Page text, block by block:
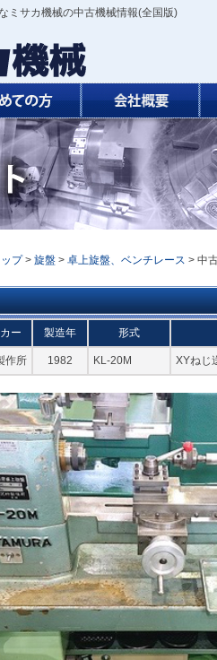
ミサカ機械の中古機械情報(全国版)
プ > 旋盤 > 卓上旋盤、ベンチレース > 中
ー 製造年 形式
作所 1982 KL-20M XYねじ